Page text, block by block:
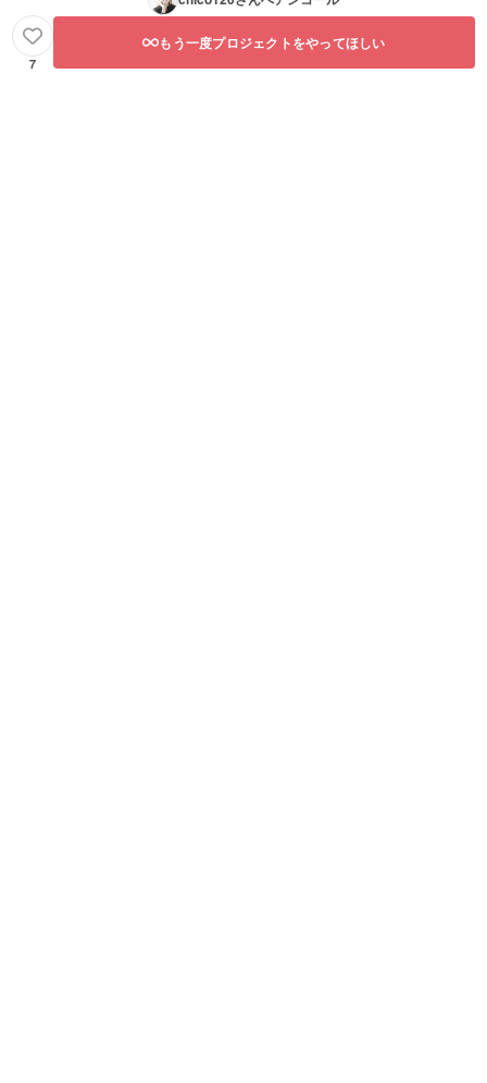
7
もう一度プロジェクトをやってほしい